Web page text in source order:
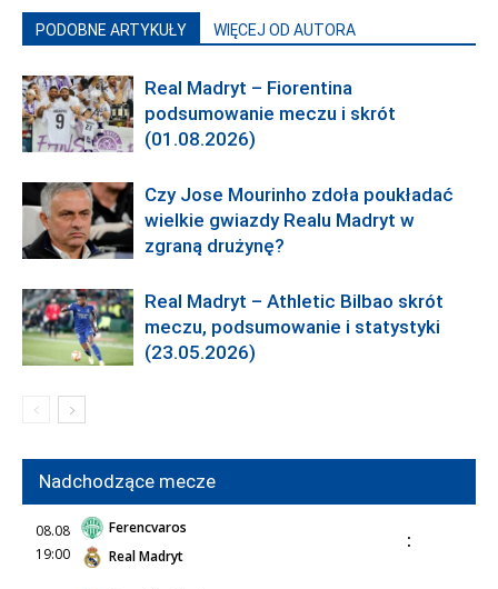
PODOBNE ARTYKUŁY WIĘCEJ OD AUTORA
Real Madryt – Fiorentina
podsumowanie meczu i skrót
(01.08.2026)
Czy Jose Mourinho zdoła poukładać
wielkie gwiazdy Realu Madryt w
zgraną drużynę?
Real Madryt – Athletic Bilbao skrót
meczu, podsumowanie i statystyki
(23.05.2026)
Nadchodzące mecze
08.08
19:00
Ferencvaros
Real Madryt
: